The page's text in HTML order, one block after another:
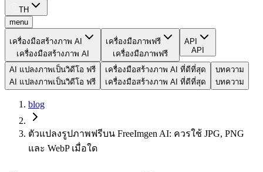
TH
menu
เครื่องมือสร้างภาพ AI
เครื่องมือสร้างภาพ AI
เครื่องมือภาพฟรี
เครื่องมือภาพฟรี
API
API
AI แปลงภาพเป็นวิดีโอ ฟรี
AI แปลงภาพเป็นวิดีโอ ฟรี
เครื่องมือสร้างภาพ AI ที่ดีที่สุด
เครื่องมือสร้างภาพ AI ที่ดีที่สุด
บทความ
บทความ
blog
ตัวแปลงรูปภาพฟรีบน FreeImgen AI: ควรใช้ JPG, PNG
และ WebP เมื่อใด